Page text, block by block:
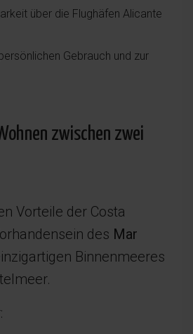
über die Flughäfen Alicante
Gebrauch und zur
zwischen zwei
Vorteile der Costa
des Mar
Binnenmeeres